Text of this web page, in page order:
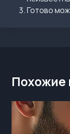
Готово
Похожие